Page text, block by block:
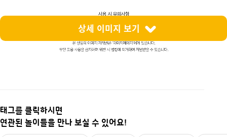
상세 이미지 보기
태그를 클릭하시면
연관된 놀이들을 만나 보실 수 있어요!